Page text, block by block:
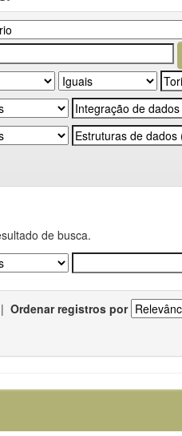
de busca.
| Ordenar registros por